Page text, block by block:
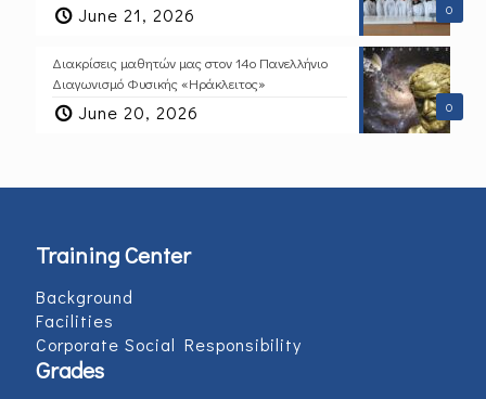
0
June 21, 2026
0
Διακρίσεις μαθητών μας στον 14ο Πανελλήνιο
Διαγωνισμό Φυσικής «Ηράκλειτος»
June 20, 2026
Training Center
Background
Facilities
Corporate Social Responsibility
Grades